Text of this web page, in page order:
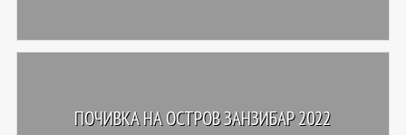
ПОЧИВКА НА ОСТРОВ ЗАНЗИБАР 2022